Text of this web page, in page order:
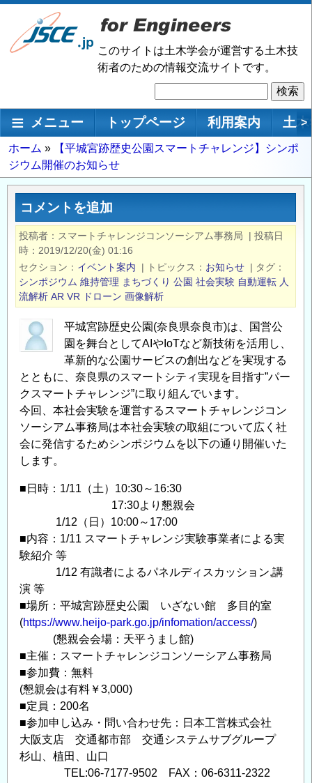
メ
ン
動
このサイトは土木学会が運営する土木技
術者のための情報交流サイトです。
索
メインナビゲーション
メニュー トップページ 利用案内 土 >
パ
ン
く
ホーム
【平城宮跡歴史公園スマートチャレンジ】シンポ
ジウム開催のお知らせ
コメントを追加
投稿者 スマートチャレンジコンソーシアム事務局 | 投稿日
時
2019/12/20(金) 01:16
セクション
イベント案内 | トピックス お知らせ | タグ
シンポジウム 維持管理 まちづくり 公園 社会実験 自動運転 人
流解析 AR VR ドローン 画像解析
平城宮跡歴史公園(奈良県奈良市)は、国営公
園を舞台としてAIやIoTなど新技術を活用し、
革新的な公園サービスの創出などを実現する
とともに、奈良県のスマートシティ実現を目指す”パー
クスマートチャレンジ”に取り組んでいます。
今回、本社会実験を運営するスマートチャレンジコン
ソーシアム事務局は本社会実験の取組について広く社
会に発信するためシンポジウムを以下の通り開催いた
します。
■日時：1/11（土）10:30～16:30
17:30より懇親会
1/12（日）10:00～17:00
■内容：1/11 スマートチャレンジ実験事業者による実
験紹介 等
1/12 有識者によるパネルディスカッション,講
演 等
■場所：平城宮跡歴史公園 いざない館 多目的室
(https://www.heijo-park.go.jp/infomation/access/)
(懇親会会場：天平うまし館)
■主催：スマートチャレンジコンソーシアム事務局
■参加費：無料
(懇親会は有料￥3,000)
■定員：200名
■参加申し込み・問い合わせ先：日本工営株式会社
大阪支店 交通都市部 交通システムサブグループ
杉山、植田、山口
TEL:06-7177-9502 FAX：06-6311-2322